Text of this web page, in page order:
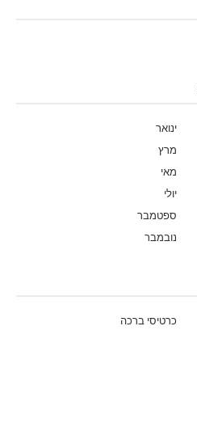
ינואר
מרץ
מאי
יולי
ספטמבר
נובמבר
כרטיסי ברכה